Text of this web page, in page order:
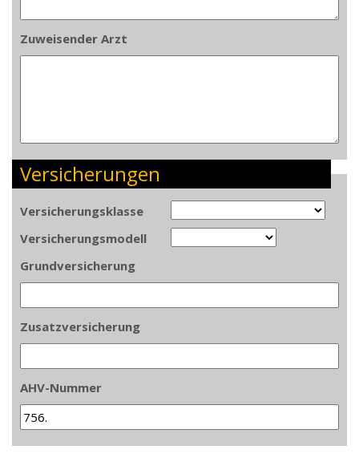
Zuweisender Arzt
Versicherungen
Versicherungsklasse
Versicherungsmodell
Grundversicherung
Zusatzversicherung
AHV-Nummer